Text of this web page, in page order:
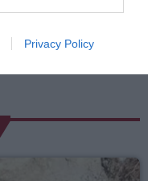
Privacy Policy